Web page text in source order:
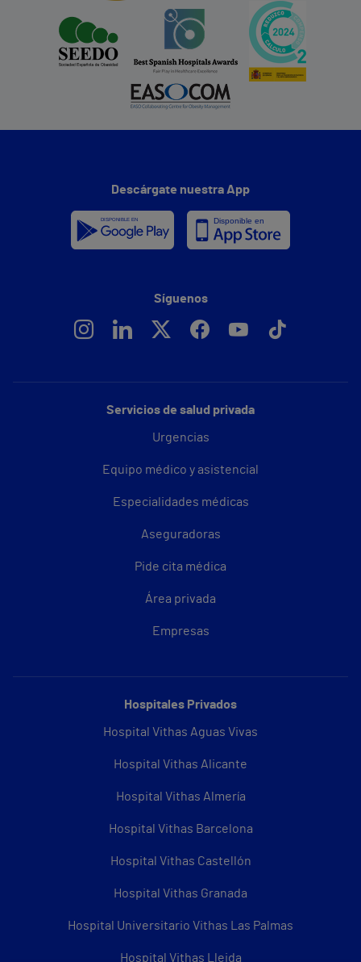
Servicios de salud privada
Urgencias
Equipo médico y asistencial
Especialidades médicas
Aseguradoras
Pide cita médica
Área privada
Empresas
Hospitales Privados
Hospital Vithas Aguas Vivas
Hospital Vithas Alicante
Hospital Vithas Almería
Hospital Vithas Barcelona
Hospital Vithas Castellón
Hospital Vithas Granada
Hospital Universitario Vithas Las Palmas
Hospital Vithas Lleida
Descárgate nuestra App
Síguenos